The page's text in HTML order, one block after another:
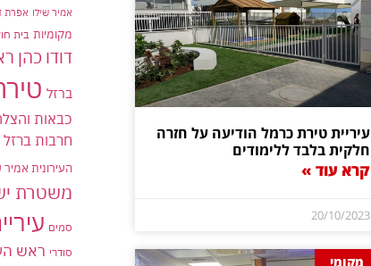
עיריית טירת כרמל הודיעה על חזרה
חלקית בלבד ללימודים
קרא עוד »
20/10/2023
מקומי
אמיר שילו אפרת
מקומיות בית
דודו כהן
ברזל
כבאות
חרבות ברזל
העירונית אמיר
משטרת
סמים
סודרי ראש